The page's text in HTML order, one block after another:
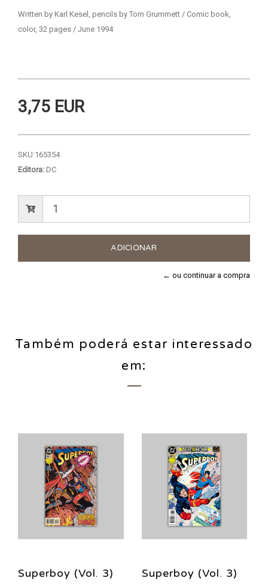
Written by Karl Kesel, pencils by Tom Grummett / Comic book,
color, 32 pages / June 1994
3,75 EUR
SKU:165354
Editora: DC
← ou continuar a compra
Também poderá estar interessado
em:
Superboy (Vol. 3)
Superboy (Vol. 3)